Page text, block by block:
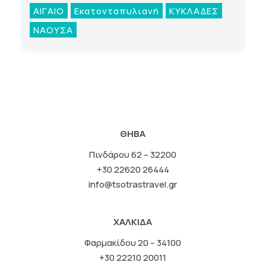
ΑΙΓΑΙΟ Εκατονταπυλιανή
ΚΥΚΛΑΔΕΣ
ΝΑΟΥΣΑ
ΘΗΒΑ
Πινδάρου 62 – 32200
+30 22620 26444
info@tsotrastravel.gr
ΧΑΛΚΙΔΑ
Φαρμακίδου 20 – 34100
+30 22210 20011